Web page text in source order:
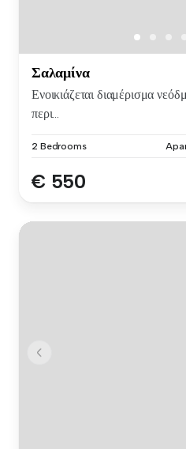
Σαλαμίνα
Ενοικιάζεται διαμέρισμα
περι...
2 Bedrooms
€ 550